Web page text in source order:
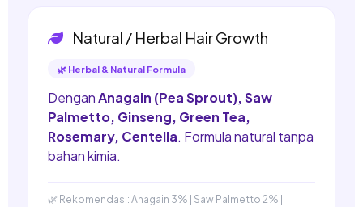
Natural / Herbal Hair Growth
🌿 Herbal & Natural Formula
DenganAnagain (Pea Sprout), Saw
Palmetto, Ginseng, Green Tea,
Rosemary, Centella. Formula natural tanpa
bahan kimia.
🌿 Rekomendasi: Anagain 3% | Saw Palmetto 2% |